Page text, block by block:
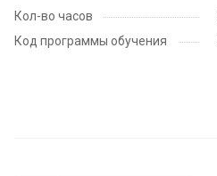
Кол-во часов
Код программы обучения